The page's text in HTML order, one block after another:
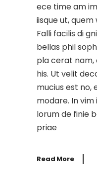
ece time am
iisque ut, quem
Falli facilis di
bellas phil
pla cerat nam,
his. Ut velit
mucius est no,
modare. In vim
lorum de finie
priae
Read More